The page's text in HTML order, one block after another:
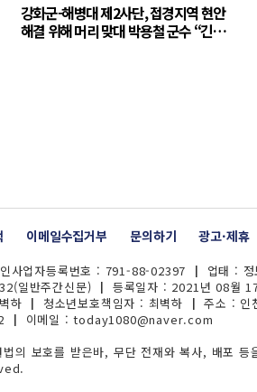
강화군-해병대 제2사단, 접경지역 현안
해결 위해 머리 맞대 박용철 군수 “긴밀
이메일수집거부 문의하기 광고·제휴
사업자등록번호 : 791-88-02397 ┃ 업태 :
일반주간신문) ┃ 등록일자 : 2021년 08월
하 ┃ 청소년보호책임자 : 최벽하 ┃ 주소 : 인
┃ 이메일 :today1080@naver.com
의 보호를 받은바, 무단 전재와 복사, 배포 등